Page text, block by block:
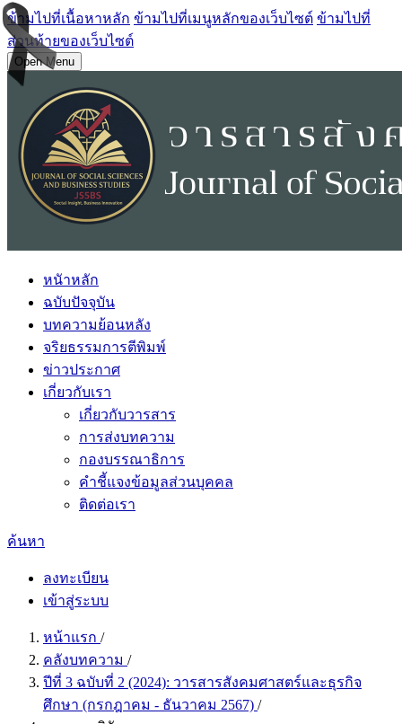
ข้ามไปที่เนื้อหาหลัก ข้ามไปที่เมนูหลักของเว็บไซต์ ข้ามไปที่
ส่วนท้ายของเว็บไซต์
Open Menu
หนัาหลัก
ฉบับปัจจุบัน
บทความย้อนหลัง
จริยธรรมการตีพิมพ์
ข่าวประกาศ
เกี่ยวกับเรา
เกี่ยวกับวารสาร
การส่งบทความ
กองบรรณาธิการ
คำชี้แจงข้อมูลส่วนบุคคล
ติดต่อเรา
ค้นหา
ลงทะเบียน
เข้าสู่ระบบ
หน้าแรก /
คลังบทความ /
ปีที่ 3 ฉบับที่ 2 (2024): วารสารสังคมศาสตร์และธุรกิจ
ศึกษา (กรกฎาคม - ธันวาคม 2567) /